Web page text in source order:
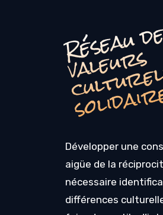
s
Développer une
aigüe de la
nécessaire
différences